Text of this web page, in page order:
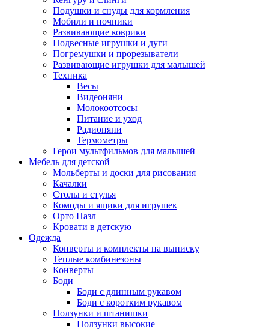
Подушки и снуды для кормления
Мобили и ночники
Развивающие коврики
Подвесные игрушки и дуги
Погремушки и прорезыватели
Развивающие игрушки для малышей
Техника
Весы
Видеоняни
Молокоотсосы
Питание и уход
Радионяни
Термометры
Герои мультфильмов для малышей
Мебель для детской
Мольберты и доски для рисования
Качалки
Столы и стулья
Комоды и ящики для игрушек
Орто Пазл
Кровати в детскую
Одежда
Конверты и комплекты на выписку
Теплые комбинезоны
Конверты
Боди
Боди с длинным рукавом
Боди с коротким рукавом
Ползунки и штанишки
Ползунки высокие